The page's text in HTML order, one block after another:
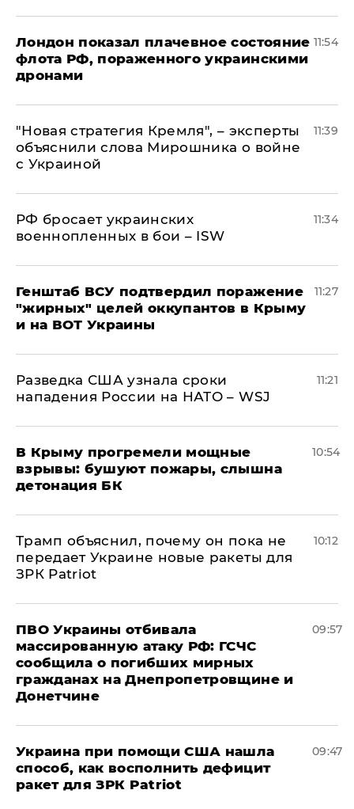
Лондон показал плачевное состояние
флота РФ, пораженного украинскими
дронами
11:54
"Новая стратегия Кремля", – эксперты
объяснили слова Мирошника о войне
с Украиной
11:39
РФ бросает украинских
военнопленных в бои – ISW
11:34
Генштаб ВСУ подтвердил поражение
"жирных" целей оккупантов в Крыму
и на ВОТ Украины
11:27
Разведка США узнала сроки
нападения России на НАТО – WSJ
11:21
В Крыму прогремели мощные
взрывы: бушуют пожары, слышна
детонация БК
10:54
Трамп объяснил, почему он пока не
передает Украине новые ракеты для
ЗРК Patriot
10:12
ПВО Украины отбивала
массированную атаку РФ: ГСЧС
сообщила о погибших мирных
гражданах на Днепропетровщине и
Донетчине
09:57
Украина при помощи США нашла
способ, как восполнить дефицит
ракет для ЗРК Patriot
09:47